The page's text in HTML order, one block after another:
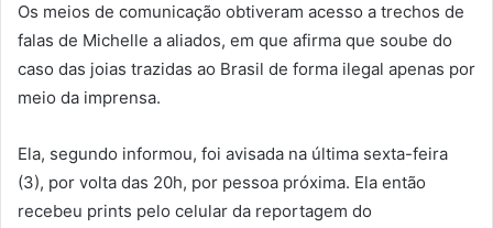
Os meios de comunicação obtiveram acesso a trechos de
falas de Michelle a aliados, em que afirma que soube do
caso das joias trazidas ao Brasil de forma ilegal apenas por
meio da imprensa.
Ela, segundo informou, foi avisada na última sexta-feira
(3), por volta das 20h, por pessoa próxima. Ela então
recebeu prints pelo celular da reportagem do